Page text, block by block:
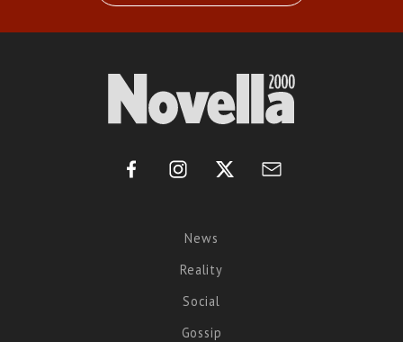
News
Reality
Social
Gossip